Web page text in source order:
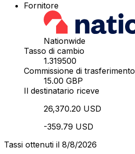
Fornitore
Nationwide
Tasso di cambio
1.319500
Commissione di trasferimento
15.00 GBP
Il destinatario riceve
26,370.20 USD
-359.79 USD
Tassi ottenuti il 8/8/2026